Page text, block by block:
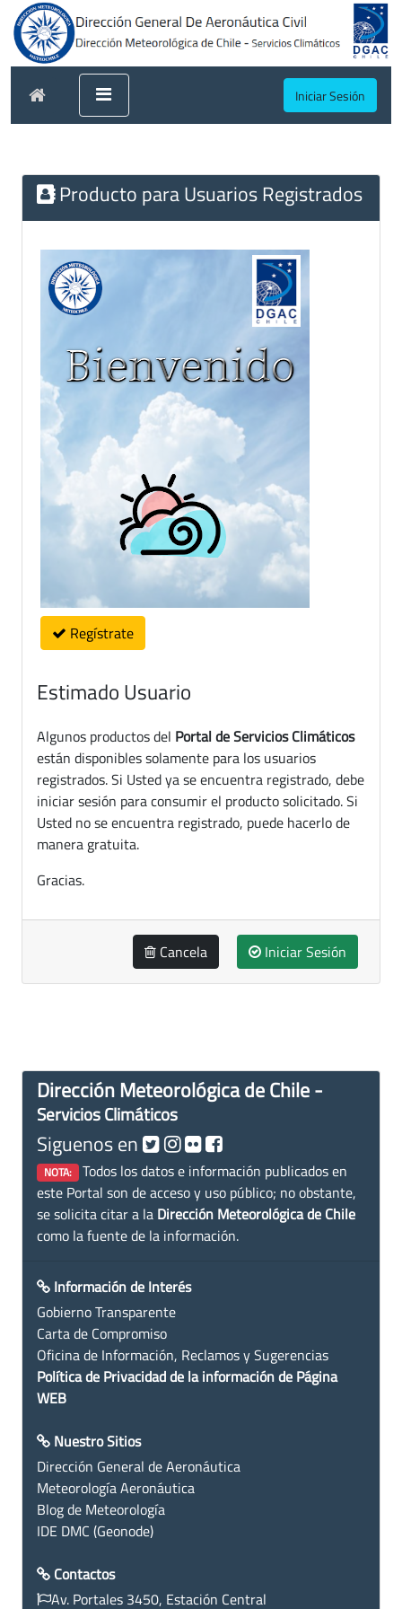
Iniciar Sesión
Producto para Usuarios Registrados
Regístrate
Estimado Usuario
Algunos productos del Portal de Servicios Climáticos
están disponibles solamente para los usuarios
registrados. Si Usted ya se encuentra registrado, debe
iniciar sesión para consumir el producto solicitado. Si
Usted no se encuentra registrado, puede hacerlo de
manera gratuita.
Gracias.
Cancela Iniciar Sesión
Dirección Meteorológica de Chile -
Servicios Climáticos
Siguenos en
NOTA: Todos los datos e información publicados en
este Portal son de acceso y uso público; no obstante,
se solicita citar a la Dirección Meteorológica de Chile
como la fuente de la información.
Información de Interés
Gobierno Transparente
Carta de Compromiso
Oficina de Información, Reclamos y Sugerencias
Política de Privacidad de la información de Página
WEB
Nuestro Sitios
Dirección General de Aeronáutica
Meteorología Aeronáutica
Blog de Meteorología
IDE DMC (Geonode)
Contactos
Av. Portales 3450, Estación Central